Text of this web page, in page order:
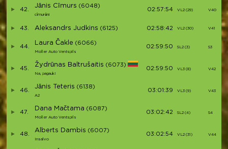
42.
Jānis Cīmurs (6048)
cīmurēni
02:57:54 VL2 (29) V40
43. Aleksandrs Judkins (6125) 02:58:42 VL2 (30) V41
44.
Laura Čakle (6066)
Moller Auto Ventspils
02:59:50 SL2 (3) S3
45.
Žydrūnas Baltrušaitis (6073)
Na, pagauk!
02:59:50 VL3 (8) V42
46.
Jānis Teteris (6138)
A2
03:01:39 VL3 (9) V43
47.
Dana Mačtama (6087)
Moller Auto Ventspils
03:02:42 SL2 (4) S4
48.
Alberts Dambis (6007)
Insalvo
03:02:54 VL2 (31) V44